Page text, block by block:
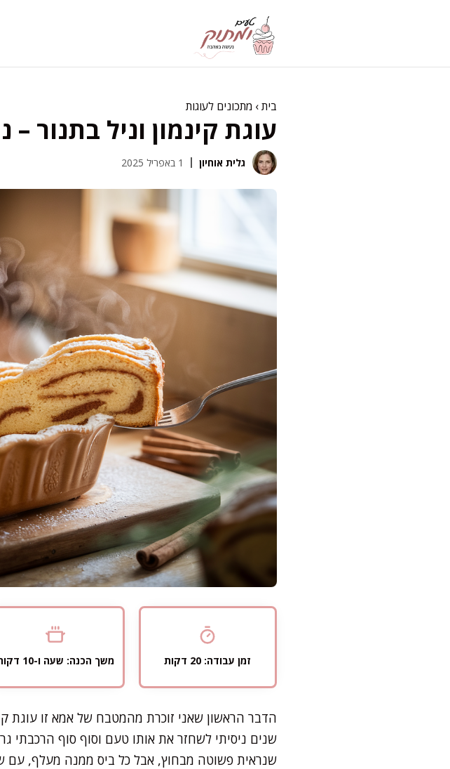
בית› מתכונים לעוגות
עוגת קינמון וניל בתנור
גלית אוחיון 1 באפריל 2025
זמן עבודה: 20 דקות משך הכנה: שעה ו-10 דקות
הדבר הראשון שאני זוכרת מהמטבח של אמא זו עוגת
שנים ניסיתי לשחזר את אותו טעם וסוף סוף הרכבתי
שנראית פשוטה מבחוץ, אבל כל ביס ממנה מעלף, עם